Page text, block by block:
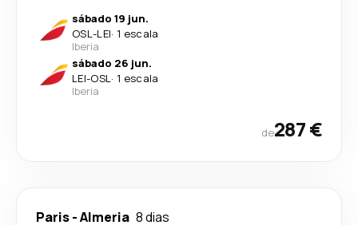
sábado 19 jun.
OSL-LEI· 1 escala
Iberia
sábado 26 jun.
LEI-OSL· 1 escala
Iberia
de287 €
Paris-Almeria 8 dias